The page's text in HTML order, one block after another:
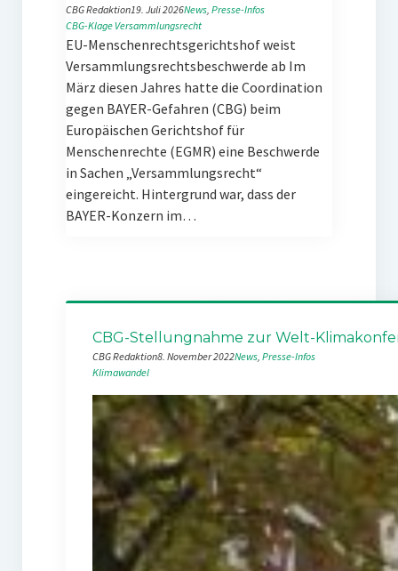
CBG Redaktion19. Juli 2026News, Presse-Infos
CBG-Klage Versammlungsrecht
EU-Menschenrechtsgerichtshof weist
Versammlungsrechtsbeschwerde ab Im
März diesen Jahres hatte die Coordination
gegen BAYER-Gefahren (CBG) beim
Europäischen Gerichtshof für
Menschenrechte (EGMR) eine Beschwerde
in Sachen „Versammlungsrecht“
eingereicht. Hintergrund war, dass der
BAYER-Konzern im…
CBG-Stellungnahme zur Welt-
CBG Redaktion8. November 2022News, Presse-Infos
Klimawandel